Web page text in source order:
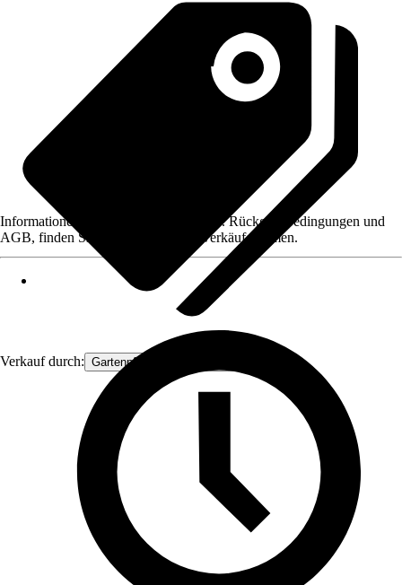
Verkauf durch: Gartenpflanzen Ammerland
Informationen des Verkäufers, wie z. B. Rückgabebedingungen und
AGB, finden Sie bei Klick auf den Verkäufernamen.